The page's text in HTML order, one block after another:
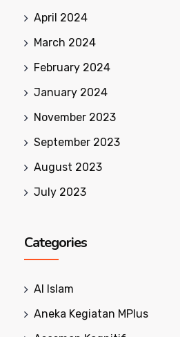
April 2024
March 2024
February 2024
January 2024
November 2023
September 2023
August 2023
July 2023
Categories
Al Islam
Aneka Kegiatan MPlus